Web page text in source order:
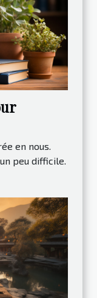
en nous.
peu difficile.